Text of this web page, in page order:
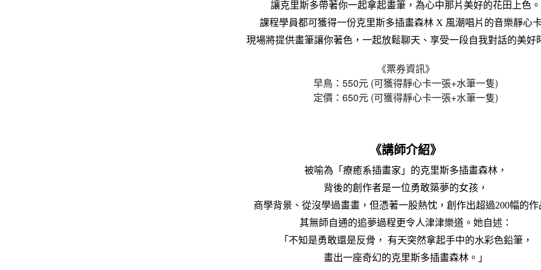
讓克里斯多帶著你一起拿起畫筆，為心中那片美好的花田上色。
課程學員都可獲得一份克里斯多插畫森林 X 風潮唱片的音樂靜心卡
現場將提供畫筆讓你著色，一起放鬆聊天、享受一段自我對話的美好
《票券資訊》
早鳥：550元 (可獲得靜心卡一張+水筆一隻)
定價：650元 (可獲得靜心卡一張+水筆一隻)
《講師介紹》
被喻為「療癒系插畫家」的克里斯多插畫森林，
背後的創作者是一位勇敢築夢的女孩，
商學背景、從沒學過畫畫，但憑著一股熱忱，創作出超過200幅的作
其無師自通的追夢過程更令人津津樂道。她自述：
「不知是勇敢還是反骨， 有天突然拿起手中的水彩色鉛筆，
畫出一座奇幻的克里斯多插畫森林。」